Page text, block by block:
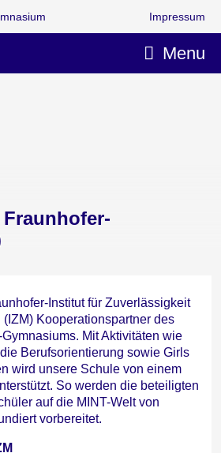
Impressum
Menu
Institut für Zuverlässigkeit
Kooperationspartner des
Mit Aktivitäten wie
Berufsorientierung sowie Girls
wird unsere Schule von einem
So werden die beteiligten
auf die MINT-Welt von
vorbereitet.